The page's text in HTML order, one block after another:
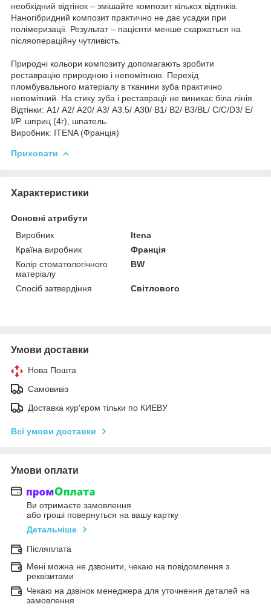
необхідний відтінок – змішайте композит кількох відтінків.
Наногібридний композит практично не дає усадки при
полімеризації. Результат – пацієнти менше скаржаться на
післяопераційну чутливість.
Природні кольори композиту допомагають зробити
реставрацію природною і непомітною. Перехід
пломбувального матеріалу в тканини зуба практично
непомітний. На стику зуба і реставрації не виникає біла лінія.
Відтінки: А1/ А2/ А20/ А3/ А3.5/ А30/ В1/ В2/ В3/BL/ С/С/D3/ E/
І/P. шприц (4г), шпатель.
Виробник: ITENA (Франція)
Приховати
Характеристики
Основні атрибути
Виробник
Itena
Країна виробник
Франція
Колір стоматологічного
матеріалу
BW
Спосіб затвердіння Світлового
Умови доставки
Нова Пошта
Самовивіз
Доставка кур'єром тільки по КИЕВУ
Всі умови доставки
Умови оплати
Ви отримаєте замовлення
або гроші повернуться на вашу картку
Детальніше
Післяплата
Мені можна не дзвонити, чекаю на повідомлення з
реквізитами
Чекаю на дзвінок менеджера для уточнення деталей на
замовлення